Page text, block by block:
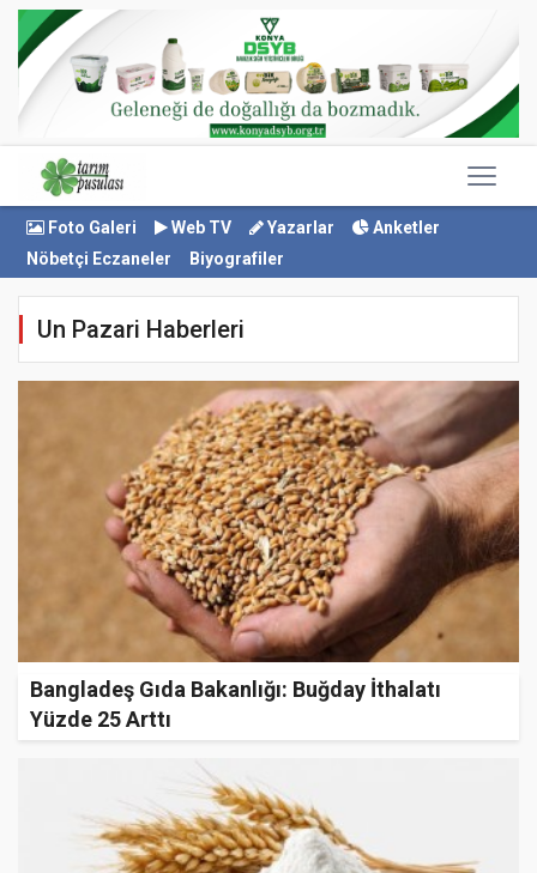
Foto Galeri Web TV Yazarlar
Anketler
Nöbetçi Eczaneler
Biyografiler
Un Pazari Haberleri
Bangladeş Gıda Bakanlığı: Buğday İthalatı
Yüzde 25 Arttı